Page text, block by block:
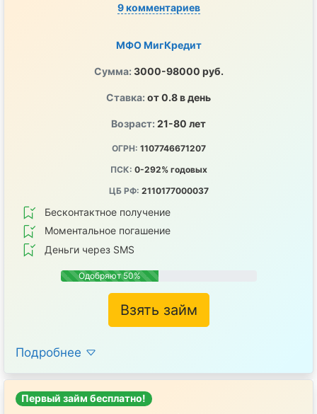
9 комментариев
МФО МигКредит
Сумма: 3000-98000 руб.
Ставка: от 0.8 в день
Возраст: 21-80 лет
ОГРН: 1107746671207
ПСК: 0-292% годовых
ЦБ РФ: 2110177000037
Бесконтактное получение
Mоментальное погашение
Деньги через SMS
Одобряют 50%
Взять займ
Подробнее
Первый займ бесплатно!